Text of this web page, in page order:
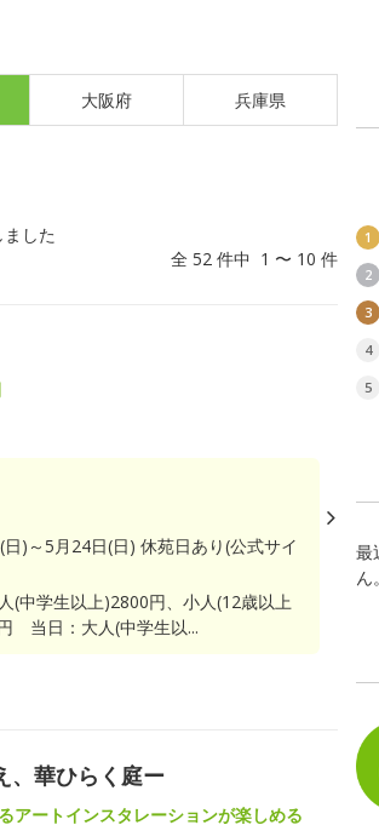
大阪府 兵庫県
した
全 52 件中 1 〜 10 件
)～5月24日(日) 休苑日あり(公式サイ
(中学生以上)2800円、小人(12歳以上
当日：大人(中学生以...
、華ひらく庭ー
アートインスタレーションが楽しめる
1
2
3
4
5
最
ん。